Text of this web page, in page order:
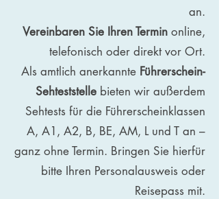
an.
Vereinbaren Sie Ihren Termin online,
telefonisch oder direkt vor Ort.
Als amtlich anerkannte Führerschein-
Sehteststelle bieten wir außerdem
Sehtests für die Führerscheinklassen
A, A1, A2, B, BE, AM, L und T an –
ganz ohne Termin. Bringen Sie hierfür
bitte Ihren Personalausweis oder
Reisepass mit.